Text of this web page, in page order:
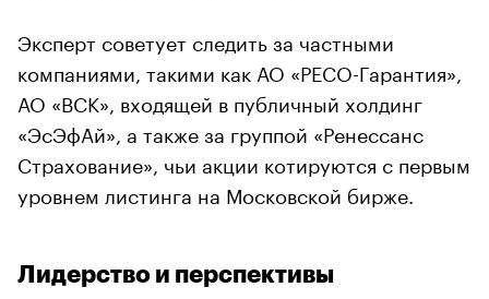
Эксперт советует следить за частными
компаниями, такими как АО «РЕСО-Гарантия»,
АО «ВСК», входящей в публичный холдинг
«ЭсЭфАй», а также за группой «Ренессанс
Страхование», чьи акции котируются с первым
уровнем листинга на Московской бирже.
Лидерство и перспективы